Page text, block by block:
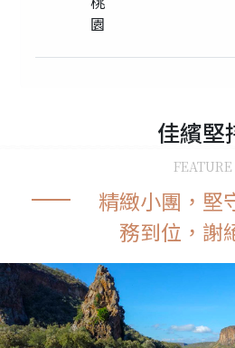
園
佳繽堅
FEATURE
精緻小團，堅
務到位，謝